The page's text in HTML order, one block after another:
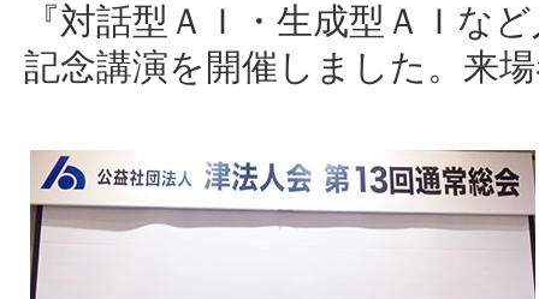
『対話型ＡＩ・生成型ＡＩな
記念講演を開催しました。来